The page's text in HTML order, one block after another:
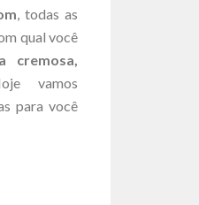
, todas as
qual você
cremosa,
vamos
para você